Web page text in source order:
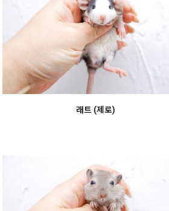
래트 (제로)